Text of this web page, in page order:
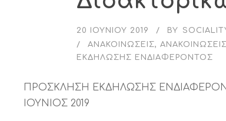
20 ΙΟΥΝΊΟΥ 2019 BY
ΑΝΑΚΟΙΝΏΣΕΙΣ,
ΕΚΔΉΛΩΣΗΣ ΕΝΔΙΑΦΈΡΟΝΤΟΣ
ΠΡΟΣΚΛΗΣΗ ΕΚΔΗΛΩΣΗΣ
ΙΟΥΝΙΟΣ 2019